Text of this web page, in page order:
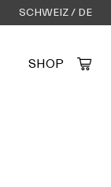
SCHWEIZ / DE
SHOP